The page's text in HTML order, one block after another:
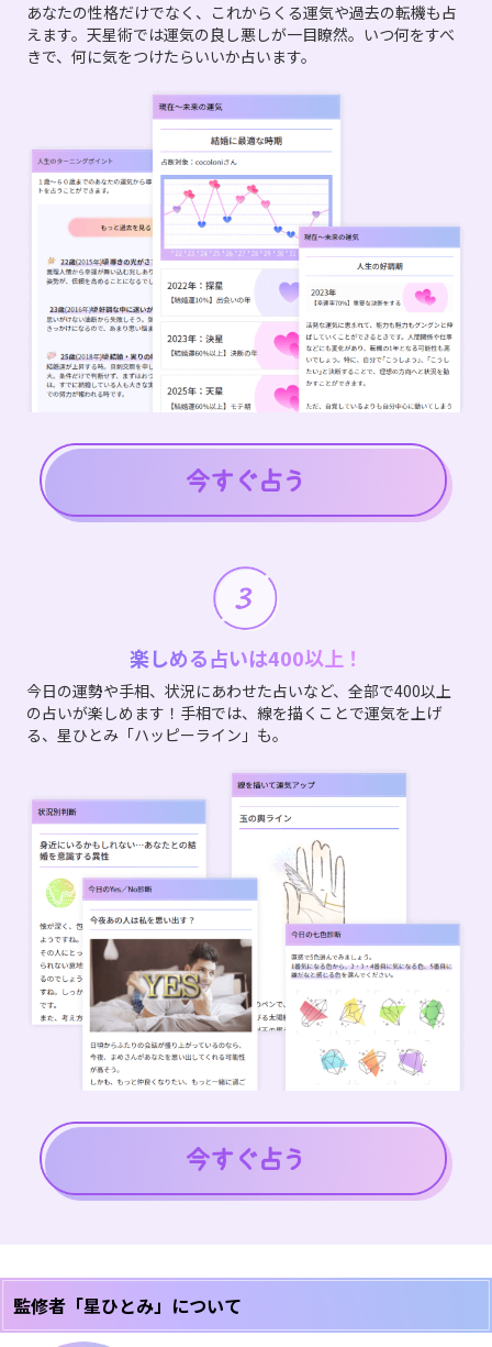
あなたの性格だけでなく、これからくる運気や過去の転機も占
えます。天星術では運気の良し悪しが一目瞭然。いつ何をすべ
きで、何に気をつけたらいいか占います。
楽しめる占いは400以上！
今日の運勢や手相、状況にあわせた占いなど、全部で400以上
の占いが楽しめます！手相では、線を描くことで運気を上げ
る、星ひとみ「ハッピーライン」も。
監修者「星ひとみ」について